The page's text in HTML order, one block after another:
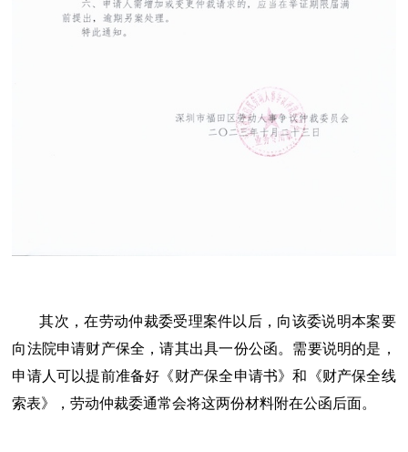
其次，在劳动仲裁委受理案件以后，向该委说明本案要
向法院申请财产保全，请其出具一份公函。需要说明的是，
申请人可以提前准备好《财产保全申请书》和《财产保全线
索表》，劳动仲裁委通常会将这两份材料附在公函后面。